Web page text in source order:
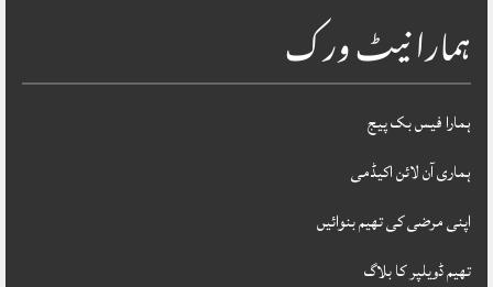
ہمارا نیٹ ورک
ہمارا فیس بک پیج
ہماری آن لائن اکیڈمی
اپنی مرضی کی تھیم بنوائیں
تھیم ڈویلپر کا بلاگ